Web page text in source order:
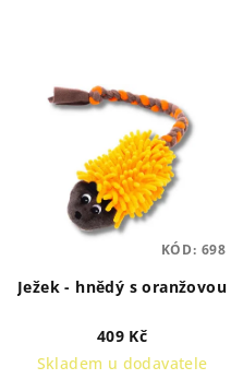
Ježek - hnědý s oranžovou
409 Kč
Skladem u dodavatele
KÓD: 698